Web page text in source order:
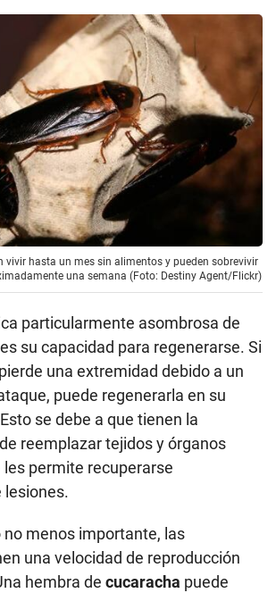
vivir hasta un mes sin alimentos y pueden sobrevivir
una semana (Foto: Destiny Agent/Flickr)
particularmente asombrosa de
es su capacidad para regenerarse. Si
pierde una extremidad debido a un
puede regenerarla en su
se debe a que tienen la
reemplazar tejidos y órganos
les permite recuperarse
lesiones.
no menos importante, las
una velocidad de reproducción
hembra de cucaracha puede